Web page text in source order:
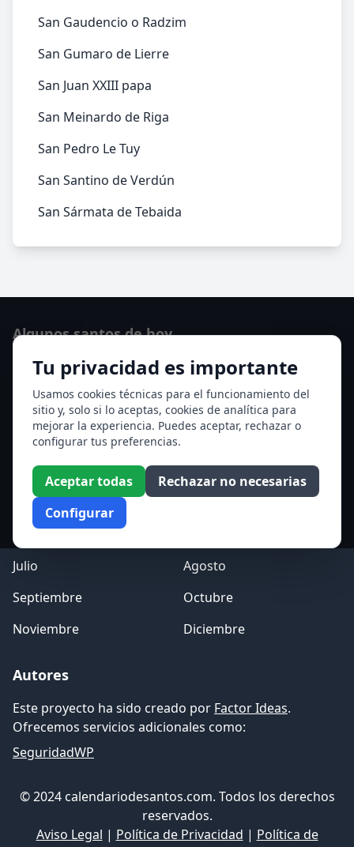
San Gaudencio o Radzim
San Gumaro de Lierre
San Juan XXIII papa
San Meinardo de Riga
San Pedro Le Tuy
San Santino de Verdún
San Sármata de Tebaida
Tu privacidad es importante
Usamos cookies técnicas para el funcionamiento del
sitio y, solo si lo aceptas, cookies de analítica para
mejorar la experiencia. Puedes aceptar, rechazar o
configurar tus preferencias.
Aceptar todas
Rechazar no necesarias
Configurar
Algunos santos de hoy
Santo Domingo de Guzmán
Ver todos los santos de hoy
Acceso a los Meses
Enero
Febrero
Marzo
Abril
Mayo
Julio
Agosto
Septiembre
Octubre
Noviembre
Diciembre
Autores
Este proyecto ha sido creado por Factor Ideas.
Ofrecemos servicios adicionales como:
SeguridadWP
© 2024 calendariodesantos.com. Todos los derechos
reservados.
Aviso Legal | Política de Privacidad | Política de